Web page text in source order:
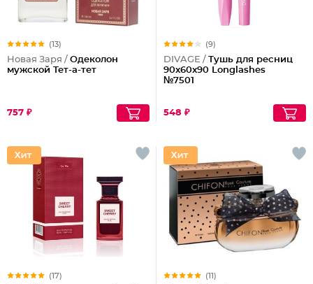
(13)
Новая Заря / Одеколон
мужской Тет-а-тет
757 ₽
(9)
DIVAGE / Тушь для ресниц
90x60x90 Longlashes
№7501
548 ₽
(17) (11)